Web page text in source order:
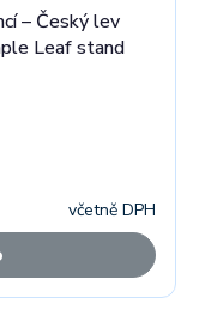
– Český lev
Leaf stand
včetně DPH